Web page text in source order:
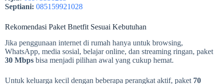
Septiani: 085159921028
Rekomendasi Paket Bnetfit Sesuai Kebutuhan
Jika penggunaan internet di rumah hanya untuk browsing,
WhatsApp, media sosial, belajar online, dan streaming ringan, paket
30 Mbps bisa menjadi pilihan awal yang cukup hemat.
Untuk keluarga kecil dengan beberapa perangkat aktif, paket 70